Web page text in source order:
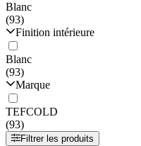
Blanc
(93)
Finition intérieure
Blanc
(93)
Marque
TEFCOLD
(93)
Filtrer les produits